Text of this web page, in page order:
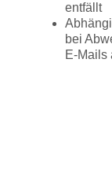
entfällt
bei
E-Mails